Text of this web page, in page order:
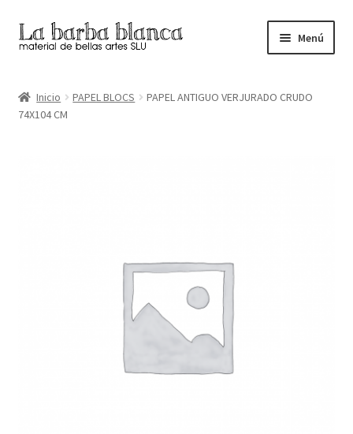
Ir
a
navegación
Ir
al
Menú
Carrito
Inicio PAPEL BLOCS
PAPEL ANTIGUO VERJURADO CRUDO
74X104 CM